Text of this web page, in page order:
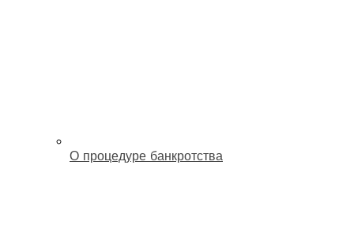
О процедуре банкротства